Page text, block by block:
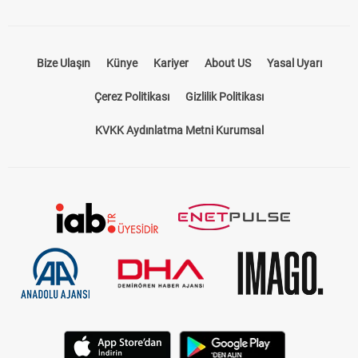
Bize Ulaşın Künye Kariyer About US Yasal Uyarı
Çerez Politikası Gizlilik Politikası
KVKK Aydınlatma Metni Kurumsal